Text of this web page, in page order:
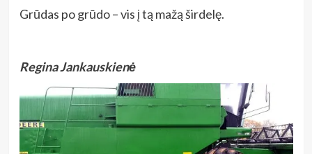
Grūdas po grūdo – vis į tą mažą širdelę.
Regina Jankauskienė